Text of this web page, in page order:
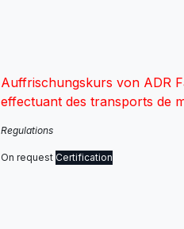
Auffrischungskurs von ADR
effectuant des transports de
Regulations
On request Certification